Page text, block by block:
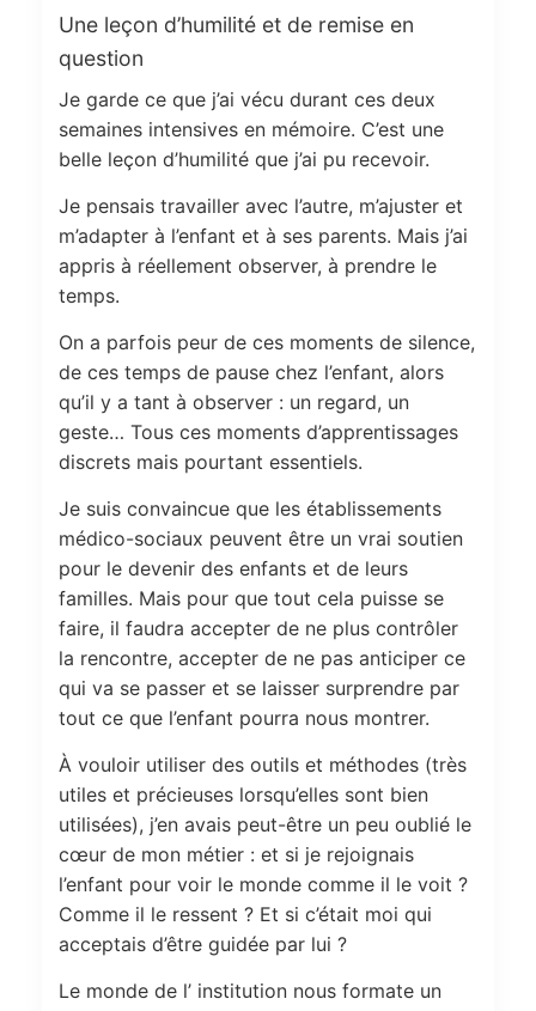
Une leçon d’humilité et de remise en
question
Je garde ce que j’ai vécu durant ces deux
semaines intensives en mémoire. C’est une
belle leçon d’humilité que j’ai pu recevoir.
Je pensais travailler avec l’autre, m’ajuster et
m’adapter à l’enfant et à ses parents. Mais j’ai
appris à réellement observer, à prendre le
temps.
On a parfois peur de ces moments de silence,
de ces temps de pause chez l’enfant, alors
qu’il y a tant à observer : un regard, un
geste… Tous ces moments d’apprentissages
discrets mais pourtant essentiels.
Je suis convaincue que les établissements
médico-sociaux peuvent être un vrai soutien
pour le devenir des enfants et de leurs
familles. Mais pour que tout cela puisse se
faire, il faudra accepter de ne plus contrôler
la rencontre, accepter de ne pas anticiper ce
qui va se passer et se laisser surprendre par
tout ce que l’enfant pourra nous montrer.
À vouloir utiliser des outils et méthodes (très
utiles et précieuses lorsqu’elles sont bien
utilisées), j’en avais peut-être un peu oublié le
cœur de mon métier : et si je rejoignais
l’enfant pour voir le monde comme il le voit ?
Comme il le ressent ? Et si c’était moi qui
acceptais d’être guidée par lui ?
Le monde de l’ institution nous formate un